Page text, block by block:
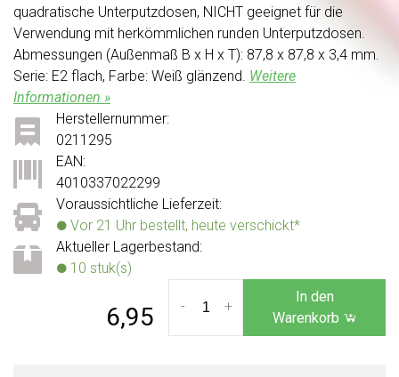
quadratische Unterputzdosen, NICHT geeignet für die
Verwendung mit herkömmlichen runden Unterputzdosen.
Abmessungen (Außenmaß B x H x T): 87,8 x 87,8 x 3,4 mm.
Serie: E2 flach, Farbe: Weiß glänzend. Weitere
Informationen »
Voraussichtliche Lieferzeit:
Vor 21 Uhr bestellt, heute verschickt*
Aktueller Lagerbestand:
10 stuk(s)
Herstellernummer:
0211295
EAN:
4010337022299
6,95 +
-
In den
Warenkorb